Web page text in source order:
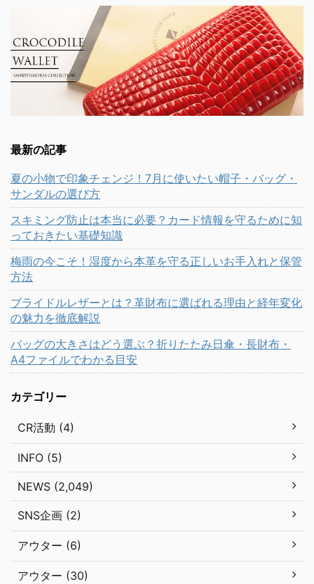
最新の記事
夏の小物で印象チェンジ！7月に使いたい帽子・バッグ・
サンダルの選び方
スキミング防止は本当に必要？カード情報を守るために知
っておきたい基礎知識
梅雨の今こそ！湿度から本革を守る正しいお手入れと保管
方法
ブライドルレザーとは？革財布に選ばれる理由と経年変化
の魅力を徹底解説
バッグの大きさはどう選ぶ？折りたたみ日傘・長財布・
A4ファイルでわかる目安
カテゴリー
CR活動 (4)
INFO (5)
NEWS (2,049)
SNS企画 (2)
アウター (6)
アウター (30)